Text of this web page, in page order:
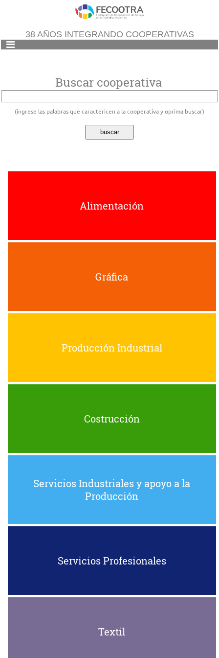
38 AÑOS INTEGRANDO COOPERATIVAS
Buscar cooperativa
(ingrese las palabras que caractericen a la cooperativa y oprima buscar)
Alimentación
Gráfica
Producción Industrial
Costrucción
Servicios Industriales y apoyo a la
Producción
Servicios Profesionales
Textil